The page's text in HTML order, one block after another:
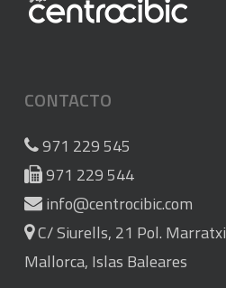
CONTACTO
971 229 545
971 229 544
info@centrocibic.com
C/ Siurells, 21 Pol. Marratxi
Mallorca, Islas Baleares